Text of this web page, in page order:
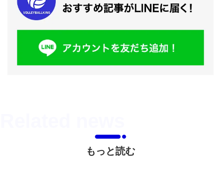
もっと読む